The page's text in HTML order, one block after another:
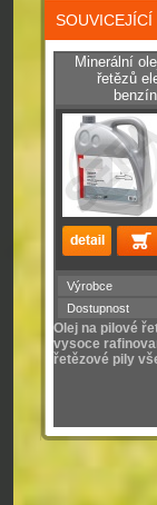
Minerální
řetězů
Výrobce
Dostupnost
Olej na pilové
vysoce
řetězové pily